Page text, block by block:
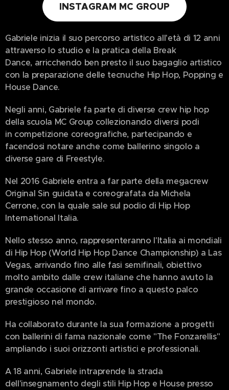
INSTAGRAM MC GROUP
Gabriele inizia il suo percorso artistico all'età di 12 anni
attraverso lo studio e la pratica della Break
Dance, arricchendo ben presto il suo bagaglio artistico
con la preparazione delle tecnuche Hip Hop, Popping e
House Dance.
Negli anni, Gabriele fa parte di diverse crew hip hop
della scuola MC Group collezionando diversi podi
in competizione coreografiche, partecipando e
facendosi notare anche come ballerino singolo a
diverse gare di Freestyle.
Nel 2016 Gabriele entra a far parte della megacrew
Original Sin guidata e coreografata da Michela
Cerrone, con la quale sale sul podio di Hip Hop
International Italia.
Nello stesso anno, rappresenteranno l'Italia ai mondiali
di Hip Hop (World Hip Hop Dance Championship) a Las
Vegas, arrivando fino alle fasi semifinali, obiettivo
molto ambito dalle crew italiane che hanno avuto la
grande occasione di arrivare fino a questo palco
prestigioso nel mondo.
Ha collaborato durante la sua formazione a progetti
con ballerini di fama nazionale come "The Fonzarellis"
ampliando i suoi orizzonti artistici e professionali.
A 18 anni, Gabriele intraprende la strada
dell'insegnamento degli stili Hip Hop e House presso